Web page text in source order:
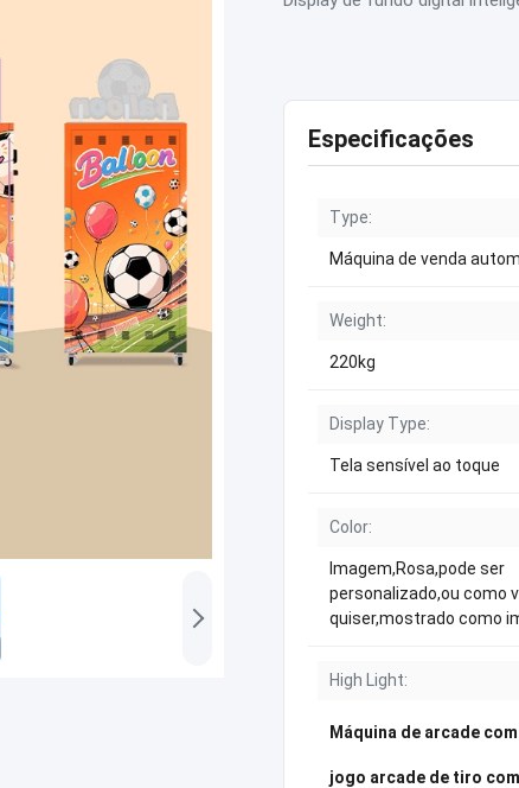
Especificações
Type:
Máquina de venda
Weight:
220kg
Display Type:
Tela sensível ao toque
Color:
Imagem,Rosa,pode ser
personalizado,ou como
quiser,mostrado como
High Light:
Máquina de arcade
jogo arcade de tiro